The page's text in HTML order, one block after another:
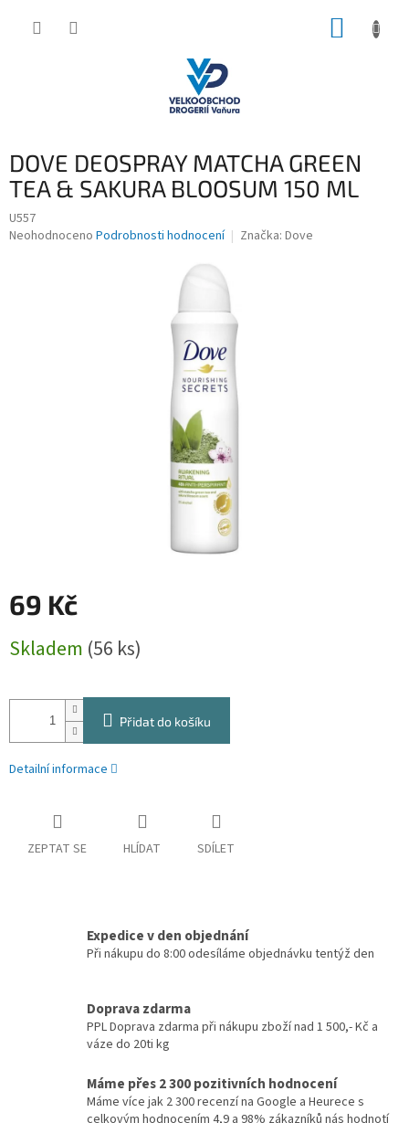
DOVE DEOSPRAY MATCHA GREEN
TEA & SAKURA BLOOSUM 150 ML
U557
Průměrné
Neohodnoceno Podrobnosti hodnocení Značka: Dove
69 Kč
cena:
Skladem (56 ks)
Přidat do košíku
Detailní informace
ZEPTAT SE HLÍDAT SDÍLET
Expedice v den objednání
Při nákupu do 8:00 odesíláme objednávku tentýž den
Doprava zdarma
PPL Doprava zdarma při nákupu zboží nad 1 500,- Kč a
váze do 20ti kg
Máme přes 2 300 pozitivních hodnocení
Máme více jak 2 300 recenzí na Google a Heurece s